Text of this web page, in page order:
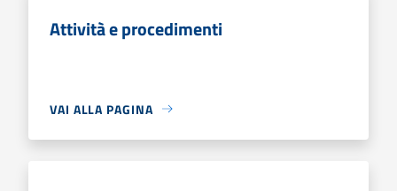
Attività e procedimenti
VAI ALLA PAGINA